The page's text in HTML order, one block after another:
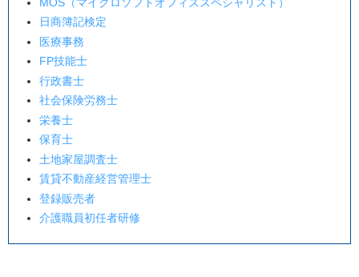
30代子持ち女性が選ぶべき転職先の条件
子育てに理解がある
同世代の子持ち女性が働いている
柔軟な働き方が実施されている
30代子持ち女性の転職を成功させるコツ
希望条件を明確にする
スキルや経験を整理する
子どもに関する質問対策をしておく
利用できるサポートを積極的に活用する
日商簿記検定
医療事務
FP技能士
行政書士
社会保険労務士
栄養士
保育士
土地家屋調査士
賃貸不動産経営管理士
登録販売者
介護職員初任者研修